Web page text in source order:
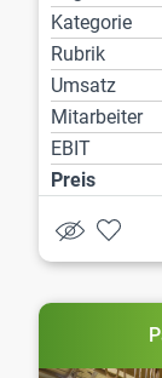
Kategorie
Rubrik
Umsatz
Mitarbeiter
EBIT
Preis